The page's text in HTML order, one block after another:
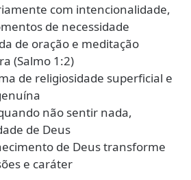
com intencionalidade,
de necessidade
de oração e meditação
(Salmo 1:2)
de religiosidade superficial e
não sentir nada,
de Deus
de Deus transforme
e caráter